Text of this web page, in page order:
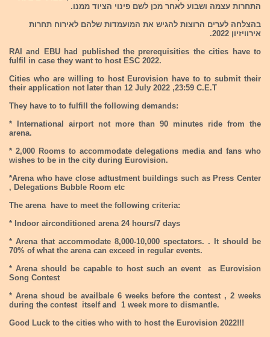
התחרות עצמה ושבוע לאחר מכן לשם פינוי הציוד ממנו.
בהצלחה לערים הרוצות להגיש את המועמדות שלהם לאירוח תחרות
אירוויזיון 2022.
RAI and EBU had published the prerequisities the cities have to
fulfil in case they want to host ESC 2022.
Cities who are willing to host Eurovision have to to submit their
their application not later than 12 July 2022 ,23:59 C.E.T
They have to to fulfill the following demands:
* International airport not more than 90 minutes ride from the
arena.
* 2,000 Rooms to accommodate delegations media and fans who
wishes to be in the city during Eurovision.
*Arena who have close adtustment buildings such as Press Center
, Delegations Bubble Room etc
The arena have to meet the following criteria:
* Indoor airconditioned arena 24 hours/7 days
* Arena that accommodate 8,000-10,000 spectators. . It should be
70% of what the arena can exceed in regular events.
* Arena should be capable to host such an event as Eurovision
Song Contest
* Arena shoud be availbale 6 weeks before the contest , 2 weeks
during the contest itself and 1 week more to dismantle.
Good Luck to the cities who with to host the Eurovision 2022!!!